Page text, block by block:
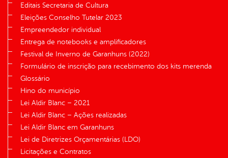
Editais Secretaria de Cultura
Eleições Conselho Tutelar 2023
Empreendedor individual
Entrega de notebooks e amplificadores
Festival de Inverno de Garanhuns (2022)
Formulário de inscrição para recebimento dos kits merenda
Glossário
Hino do município
Lei Aldir Blanc – 2021
Lei Aldir Blanc – Ações realizadas
Lei Aldir Blanc em Garanhuns
Lei de Diretrizes Orçamentárias (LDO)
Licitações e Contratos